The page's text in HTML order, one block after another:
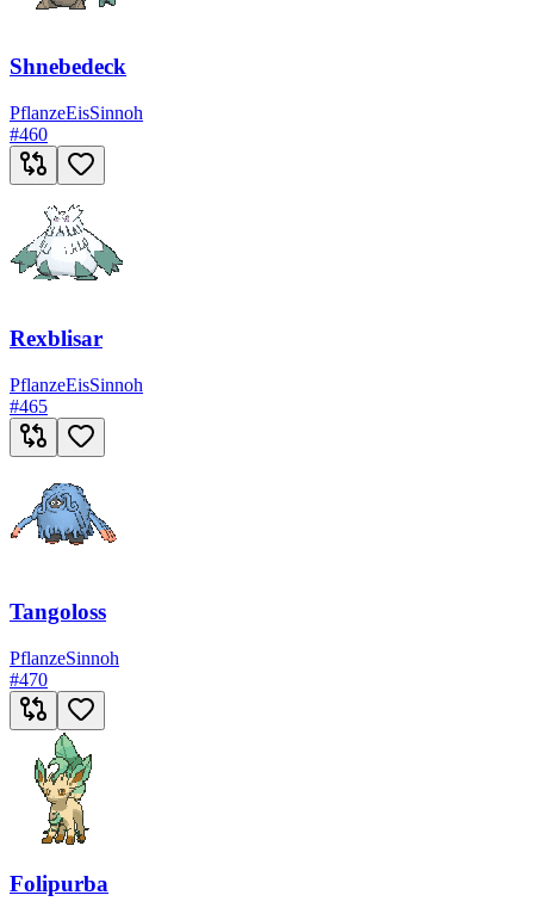
Shnebedeck
PflanzeEisSinnoh
#460
Rexblisar
PflanzeEisSinnoh
#465
Tangoloss
PflanzeSinnoh
#470
Folipurba